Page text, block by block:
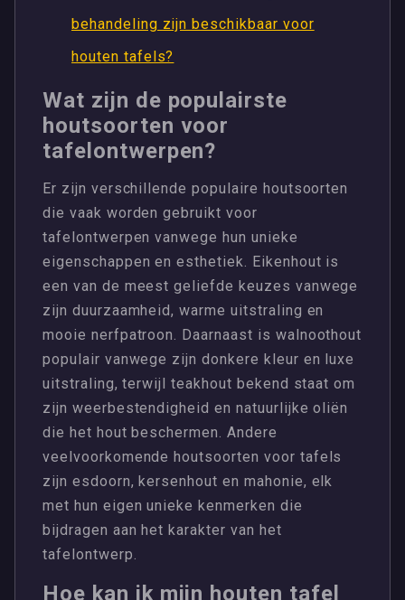
behandeling zijn beschikbaar voor
houten tafels?
Wat zijn de populairste
houtsoorten voor
tafelontwerpen?
Er zijn verschillende populaire houtsoorten
die vaak worden gebruikt voor
tafelontwerpen vanwege hun unieke
eigenschappen en esthetiek. Eikenhout is
een van de meest geliefde keuzes vanwege
zijn duurzaamheid, warme uitstraling en
mooie nerfpatroon. Daarnaast is walnoothout
populair vanwege zijn donkere kleur en luxe
uitstraling, terwijl teakhout bekend staat om
zijn weerbestendigheid en natuurlijke oliën
die het hout beschermen. Andere
veelvoorkomende houtsoorten voor tafels
zijn esdoorn, kersenhout en mahonie, elk
met hun eigen unieke kenmerken die
bijdragen aan het karakter van het
tafelontwerp.
Hoe kan ik mijn houten tafel